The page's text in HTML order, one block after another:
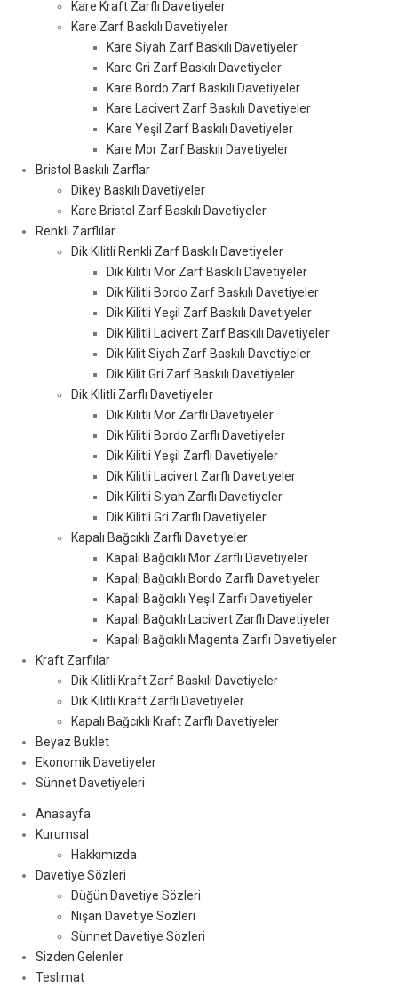
Kare Kraft Zarflı Davetiyeler
Kare Zarf Baskılı Davetiyeler
Kare Siyah Zarf Baskılı Davetiyeler
Kare Gri Zarf Baskılı Davetiyeler
Kare Bordo Zarf Baskılı Davetiyeler
Kare Lacivert Zarf Baskılı Davetiyeler
Kare Yeşil Zarf Baskılı Davetiyeler
Kare Mor Zarf Baskılı Davetiyeler
Bristol Baskılı Zarflar
Dikey Baskılı Davetiyeler
Kare Bristol Zarf Baskılı Davetiyeler
Renkli Zarflılar
Dik Kilitli Renkli Zarf Baskılı Davetiyeler
Dik Kilitli Mor Zarf Baskılı Davetiyeler
Dik Kilitli Bordo Zarf Baskılı Davetiyeler
Dik Kilitli Yeşil Zarf Baskılı Davetiyeler
Dik Kilitli Lacivert Zarf Baskılı Davetiyeler
Dik Kilit Siyah Zarf Baskılı Davetiyeler
Dik Kilit Gri Zarf Baskılı Davetiyeler
Dik Kilitli Zarflı Davetiyeler
Dik Kilitli Mor Zarflı Davetiyeler
Dik Kilitli Bordo Zarflı Davetiyeler
Dik Kilitli Yeşil Zarflı Davetiyeler
Dik Kilitli Lacivert Zarflı Davetiyeler
Dik Kilitli Siyah Zarflı Davetiyeler
Dik Kilitli Gri Zarflı Davetiyeler
Kapalı Bağcıklı Zarflı Davetiyeler
Kapalı Bağcıklı Mor Zarflı Davetiyeler
Kapalı Bağcıklı Bordo Zarflı Davetiyeler
Kapalı Bağcıklı Yeşil Zarflı Davetiyeler
Kapalı Bağcıklı Lacivert Zarflı Davetiyeler
Kapalı Bağcıklı Magenta Zarflı Davetiyeler
Kraft Zarflılar
Dik Kilitli Kraft Zarf Baskılı Davetiyeler
Dik Kilitli Kraft Zarflı Davetiyeler
Kapalı Bağcıklı Kraft Zarflı Davetiyeler
Beyaz Buklet
Ekonomik Davetiyeler
Sünnet Davetiyeleri
Anasayfa
Kurumsal
Hakkımızda
Davetiye Sözleri
Düğün Davetiye Sözleri
Nişan Davetiye Sözleri
Sünnet Davetiye Sözleri
Sizden Gelenler
Teslimat